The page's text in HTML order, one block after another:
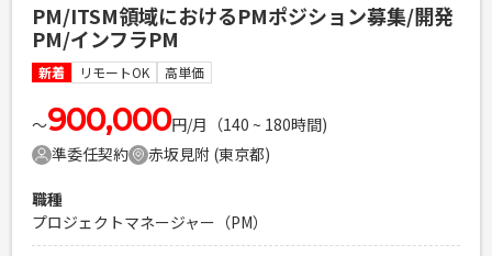
必須スキル
・技術に詳しい情シス部門からの技術的な指摘・問い合わせ
に回答できる方（★最重要） ・要件定義以降の経験 ・開発経
験10年以上 ・Java(Spring Boot)開発経験 ・顧客折衝経験
PHPを用いたWebサービスの開発経験4年以上
Laravelを用いた開発経験1年以上
エンジニア複数人のチームでの開発経験
PM/ITSM領域におけるPMポジション募集/開発
PM/インフラPM
新着 リモートOK 高単価
〜900,000円/月（140 ~ 180時間)
準委任契約
赤坂見附 (東京都)
職種
プロジェクトマネージャー（PM）